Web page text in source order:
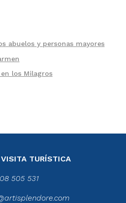
abuelos y personas mayores
los Milagros
VISITA TURÍSTICA
505 531